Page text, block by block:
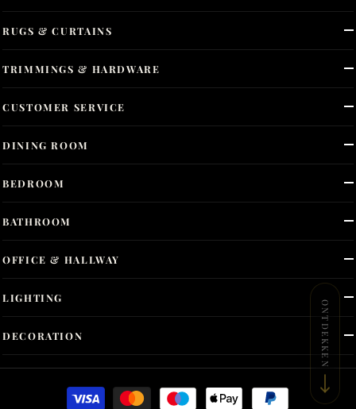
DINING ROOM
BEDROOM
BATHROOM
OFFICE & HALLWAY
LIGHTING
DECORATION
RUGS & CURTAINS
TRIMMINGS & HARDWARE
CUSTOMER SERVICE
ONTDEKKEN